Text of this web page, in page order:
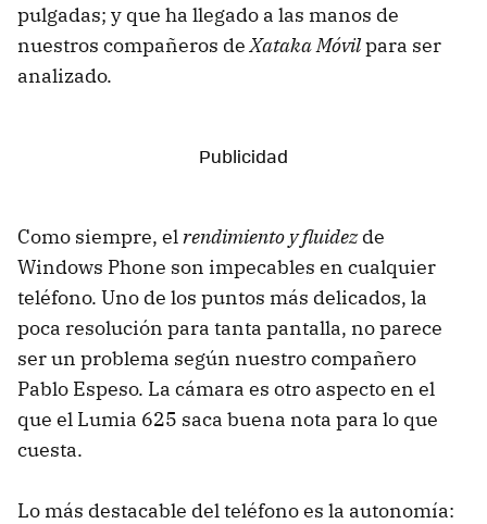
pulgadas; y que ha llegado a las manos de
nuestros compañeros deXataka Móvilpara ser
analizado.
Como siempre, elrendimiento y fluidezde
Windows Phone son impecables en cualquier
teléfono. Uno de los puntos más delicados, la
poca resolución para tanta pantalla, no parece
ser un problema según nuestro compañero
Pablo Espeso. La cámara es otro aspecto en el
que el Lumia 625 saca buena nota para lo que
cuesta.
Lo más destacable del teléfono es la autonomía: